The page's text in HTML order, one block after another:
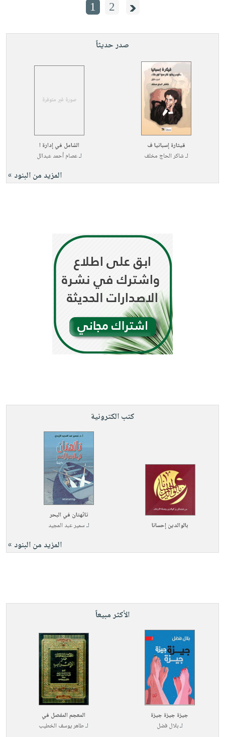
1 2
صدر حديثاً
قيثارة إسبانيا ف
لـشاكر الحاج مخلف
الشامل في إدارة ا
لـعصام أحمد عبدالل
المزيد من البنود »
كتب الكترونية
بالوالدين إحسانا
تائهتان في البحر
لـسمير عبد المجيد
المزيد من البنود »
الأكثر مبيعاً
جيزة جيزة جيزة
لـبلال فضل
المعجم المفصل في
لـطاهر يوسف الخطيب